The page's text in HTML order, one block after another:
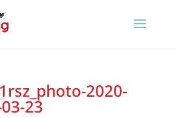
2020-
23